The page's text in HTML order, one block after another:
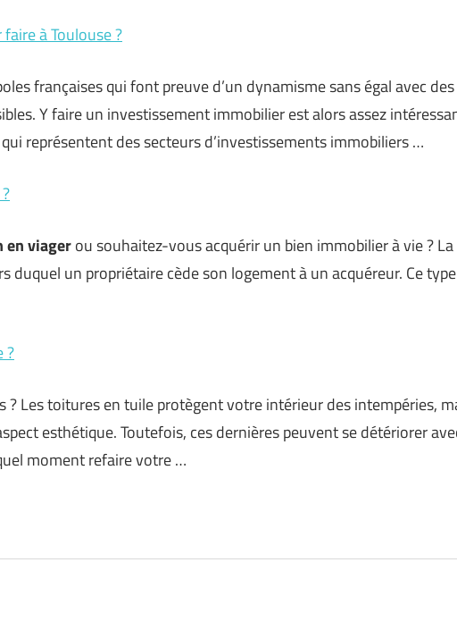
à Toulouse ?
françaises qui font preuve d’un dynamisme sans égal avec des
Y faire un investissement immobilier est alors assez
représentent des secteurs d’investissements immobiliers …
en viagerou souhaitez-vous acquérir un bien immobilier à vie ?
duquel un propriétaire cède son logement à un acquéreur. Ce
?
Les toitures en tuile protègent votre intérieur des intempéries,
esthétique. Toutefois, ces dernières peuvent se détériorer
moment refaire votre …